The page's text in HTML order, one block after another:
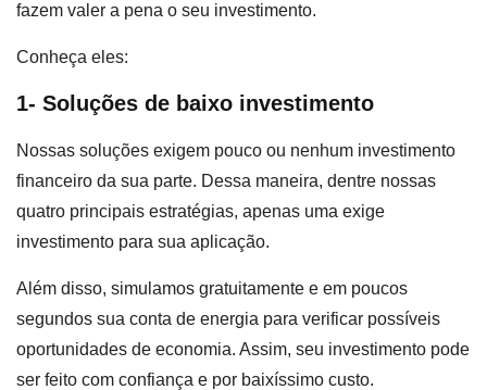
fazem valer a pena o seu investimento.
Conheça eles:
1- Soluções de baixo investimento
Nossas soluções exigem pouco ou nenhum investimento
financeiro da sua parte. Dessa maneira, dentre nossas
quatro principais estratégias, apenas uma exige
investimento para sua aplicação.
Além disso, simulamos gratuitamente e em poucos
segundos sua conta de energia para verificar possíveis
oportunidades de economia. Assim, seu investimento pode
ser feito com confiança e por baixíssimo custo.